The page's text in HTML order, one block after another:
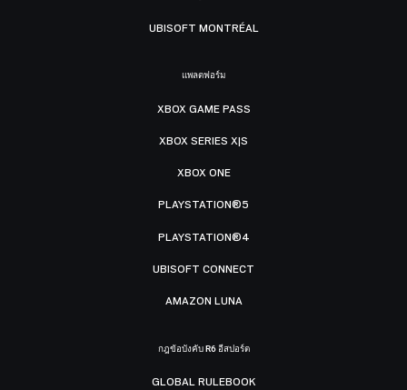
UBISOFT MONTRÉAL
แพลตฟอร์ม
XBOX GAME PASS
XBOX SERIES X|S
XBOX ONE
PLAYSTATION®5
PLAYSTATION®4
UBISOFT CONNECT
AMAZON LUNA
กฎข้อบังคับ R6 อีสปอร์ต
GLOBAL RULEBOOK